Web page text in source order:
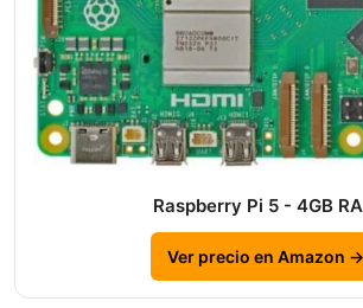
Raspberry Pi 5 - 4GB
Ver precio en Amazon →